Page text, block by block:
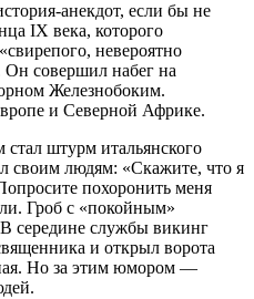
анекдот, если бы не
IX века, которого
невероятно
Он совершил набег на
Железнобоким.
и Северной Африке.
штурм итальянского
своим людям: «Скажите, что я
похоронить меня
Гроб с «покойным»
середине службы викинг
и открыл ворота
Но за этим юмором —